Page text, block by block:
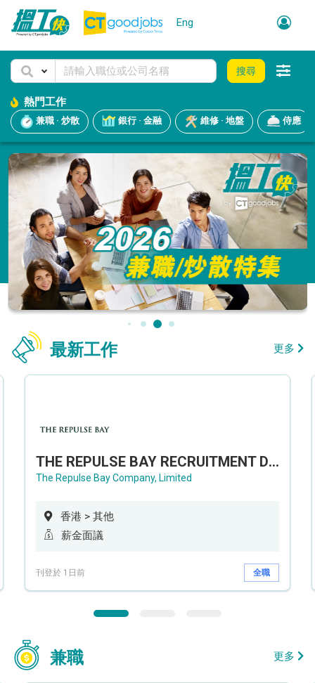
Eng
搜尋
熱門工作
兼職 · 炒散 銀行 · 金融 維修 · 地盤 侍應
最新工作 更多
THE REPULSE BAY RECRUITMENT DAY 淺水灣影灣園人才招聘會
The Repulse Bay Company, Limited
香港 > 其他
薪金面議
刊登於 1日前 全職
兼職 更多